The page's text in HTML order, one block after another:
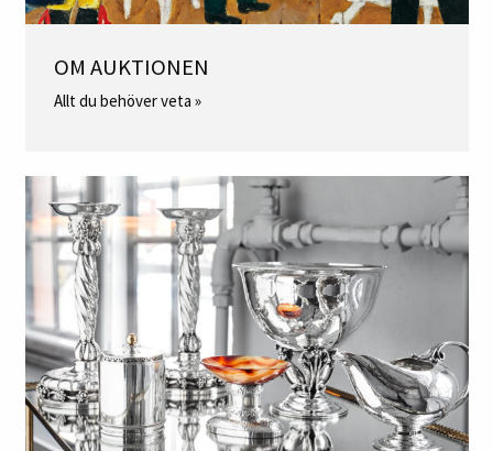
OM AUKTIONEN
Allt du behöver veta »